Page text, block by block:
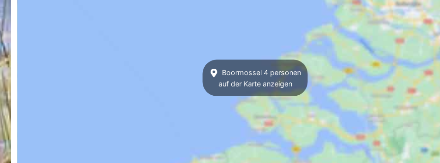
Boormossel 4 personen
auf der Karte anzeigen